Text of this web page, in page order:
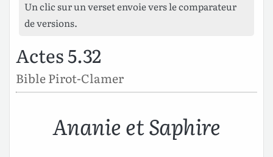
Un clic sur un verset envoie vers le comparateur
de versions.
Actes 5.32
Bible Pirot-Clamer
Ananie et Saphire